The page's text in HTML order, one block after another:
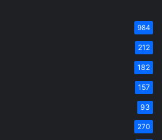
984
212
182
157
93
270